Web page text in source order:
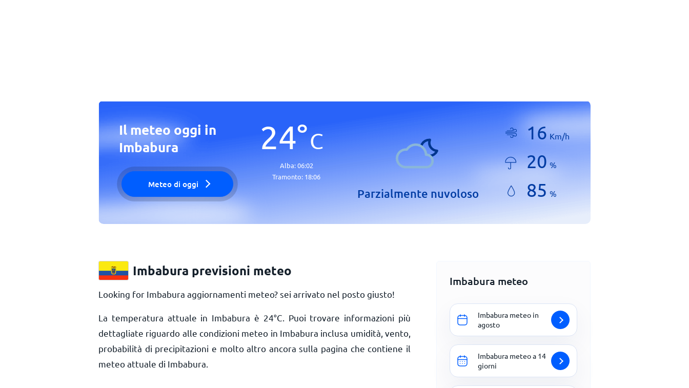
Il meteo oggi in
Imbabura
Meteo di oggi
24°C
Alba:06:02
Tramonto: 18:06
Parzialmente nuvoloso
16 Km/h
20 %
85 %
Imbabura previsioni meteo
Looking for Imbabura aggiornamenti meteo? sei arrivato nel posto giusto!
La temperatura attuale in Imbabura è 24°C . Puoi trovare informazioni più
dettagliate riguardo alle condizioni meteo in Imbabura inclusa umidità, vento,
probabilità di precipitazioni e molto altro ancora sulla pagina che contiene il
meteo attuale di Imbabura.
Imbabura meteo
Imbabura meteo in
agosto
Imbabura meteo a 14
giorni